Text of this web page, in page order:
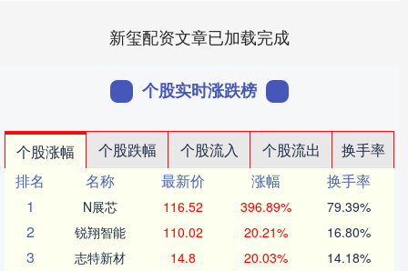
新玺配资文章已加载完成
个股实时涨跌榜
个股涨幅 个股跌幅 个股流入 个股流出
换手率
排名
名称 最新价 涨幅
换手率
1
N展芯 116.52 396.89% 79.39%
2 锐翔智能 110.02 20.21% 16.80%
3 志特新材 14.8 20.03% 14.18%